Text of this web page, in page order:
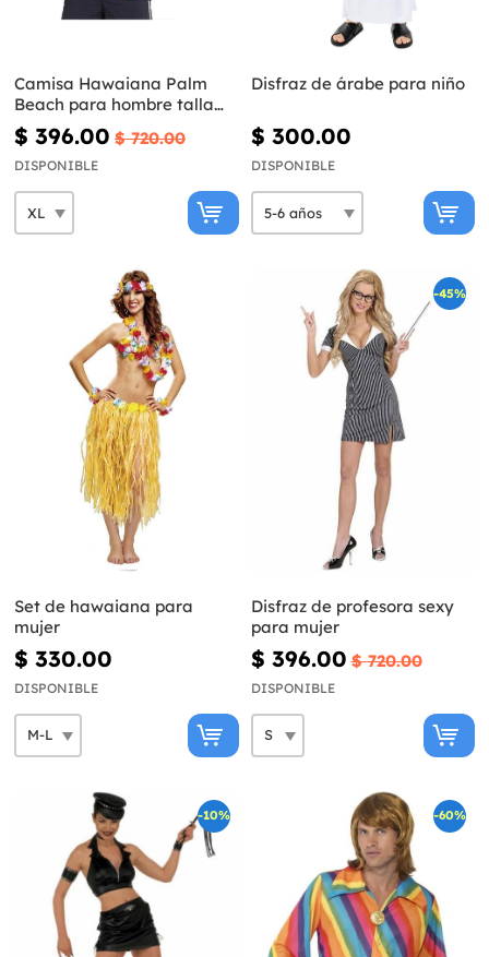
Camisa Hawaiana Palm
Beach para hombre talla
grande
$ 396.00 $ 720.00
DISPONIBLE
Disfraz de árabe para niño
$ 300.00
DISPONIBLE
Set de hawaiana para
mujer
$ 330.00
DISPONIBLE
-45%
Disfraz de profesora sexy
para mujer
$ 396.00 $ 720.00
DISPONIBLE
-10% -60%